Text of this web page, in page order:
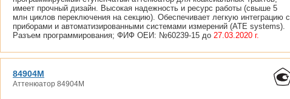
имеет прочный дизайн. Высокая надежность и ресурс работы (свыше 5
млн циклов переключения на секцию). Обеспечивает легкую интеграцию с
приборами и автоматизированными системами измерений (ATE systems).
Разъем программирования; ФИФ ОЕИ: №60239-15 до 27.03.2020 г.
84904M
Аттенюатор 84904M